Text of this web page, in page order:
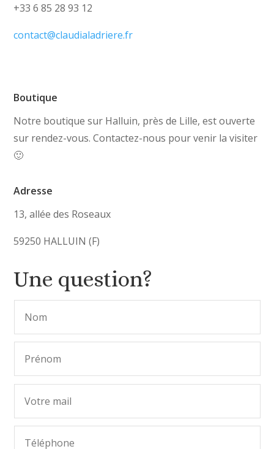
+33 6 85 28 93 12
contact@claudialadriere.fr
Boutique
Notre boutique sur Halluin, près de Lille, est ouverte
sur rendez-vous. Contactez-nous pour venir la visiter
🙂
Adresse
13, allée des Roseaux
59250 HALLUIN (F)
Une question?